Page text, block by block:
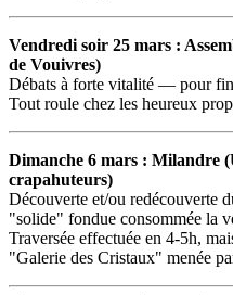
Vendredi soir 25 mars :
de Vouivres)
Débats à forte vitalité — pour
Tout roule chez les heureux
Dimanche 6 mars : Milandre
crapahuteurs)
Découverte et/ou redécouverte
"solide" fondue consommée la
Traversée effectuée en 4-5h,
"Galerie des Cristaux" menée